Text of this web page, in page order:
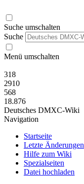
Suche umschalten
Suche
Menü umschalten
318
2910
568
18.876
Deutsches DMXC-Wiki
Navigation
Startseite
Letzte Änderungen
Hilfe zum Wiki
Spezialseiten
Datei hochladen